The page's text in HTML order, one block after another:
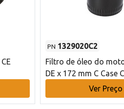
PN 1329020C2
Filtro de óleo do
DE x 172 mm C Case
Ver Preço